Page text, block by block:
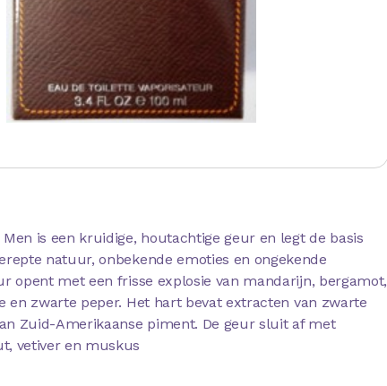
is een kruidige, houtachtige geur en legt de basis
natuur, onbekende emoties en ongekende
opent met een frisse explosie van mandarijn, bergamot,
en zwarte peper. Het hart bevat extracten van zwarte
Zuid-Amerikaanse piment. De geur sluit af met
vetiver en muskus